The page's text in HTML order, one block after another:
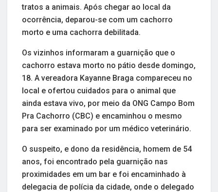
tratos a animais. Após chegar ao local da
ocorrência, deparou-se com um cachorro
morto e uma cachorra debilitada.
Os vizinhos informaram a guarnição que o
cachorro estava morto no pátio desde domingo,
18. A vereadora Kayanne Braga compareceu no
local e ofertou cuidados para o animal que
ainda estava vivo, por meio da ONG Campo Bom
Pra Cachorro (CBC) e encaminhou o mesmo
para ser examinado por um médico veterinário.
O suspeito, e dono da residência, homem de 54
anos, foi encontrado pela guarnição nas
proximidades em um bar e foi encaminhado à
delegacia de polícia da cidade, onde o delegado